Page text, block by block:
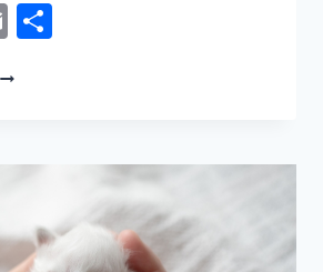
Email
VOTRE
L’AMÉNAGEMENT